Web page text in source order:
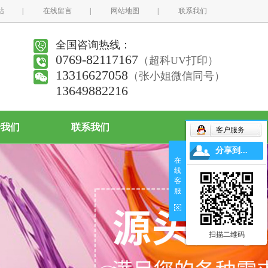
在线留言 网站地图 联系我们
全国咨询热线：
0769-82117167 （超科UV打印）
13316627058 （张小姐微信同号）
13649882216
们 联系我们
在
线
客
服
客户服务
分享到...
扫描二维码